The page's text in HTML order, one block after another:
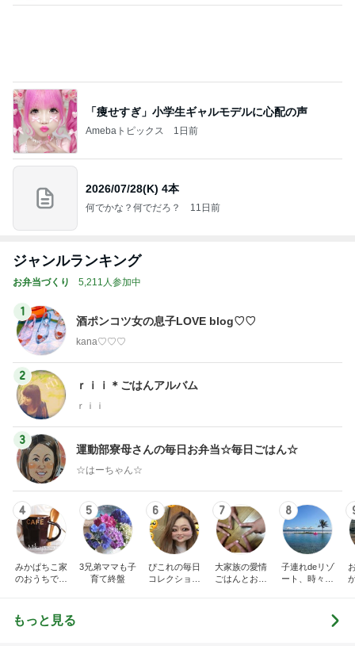
2026/07/28(K) 4本
何でかな？何でだろ？ 11日前
ジャンルランキング
お弁当づくり 5,211人参加中
kana♡♡♡
ｒｉｉ
3
☆はーちゃん☆
4
みかぱちこ家
のおうちでご
はん
3兄弟ママも子
育て終盤
ぴこれの毎日
コレクション
♬.*ﾟ
大家族の愛情
ごはんとお弁
当❤︎
子連れdeリゾ
ート、時々キ
ャラ弁
もっと見る